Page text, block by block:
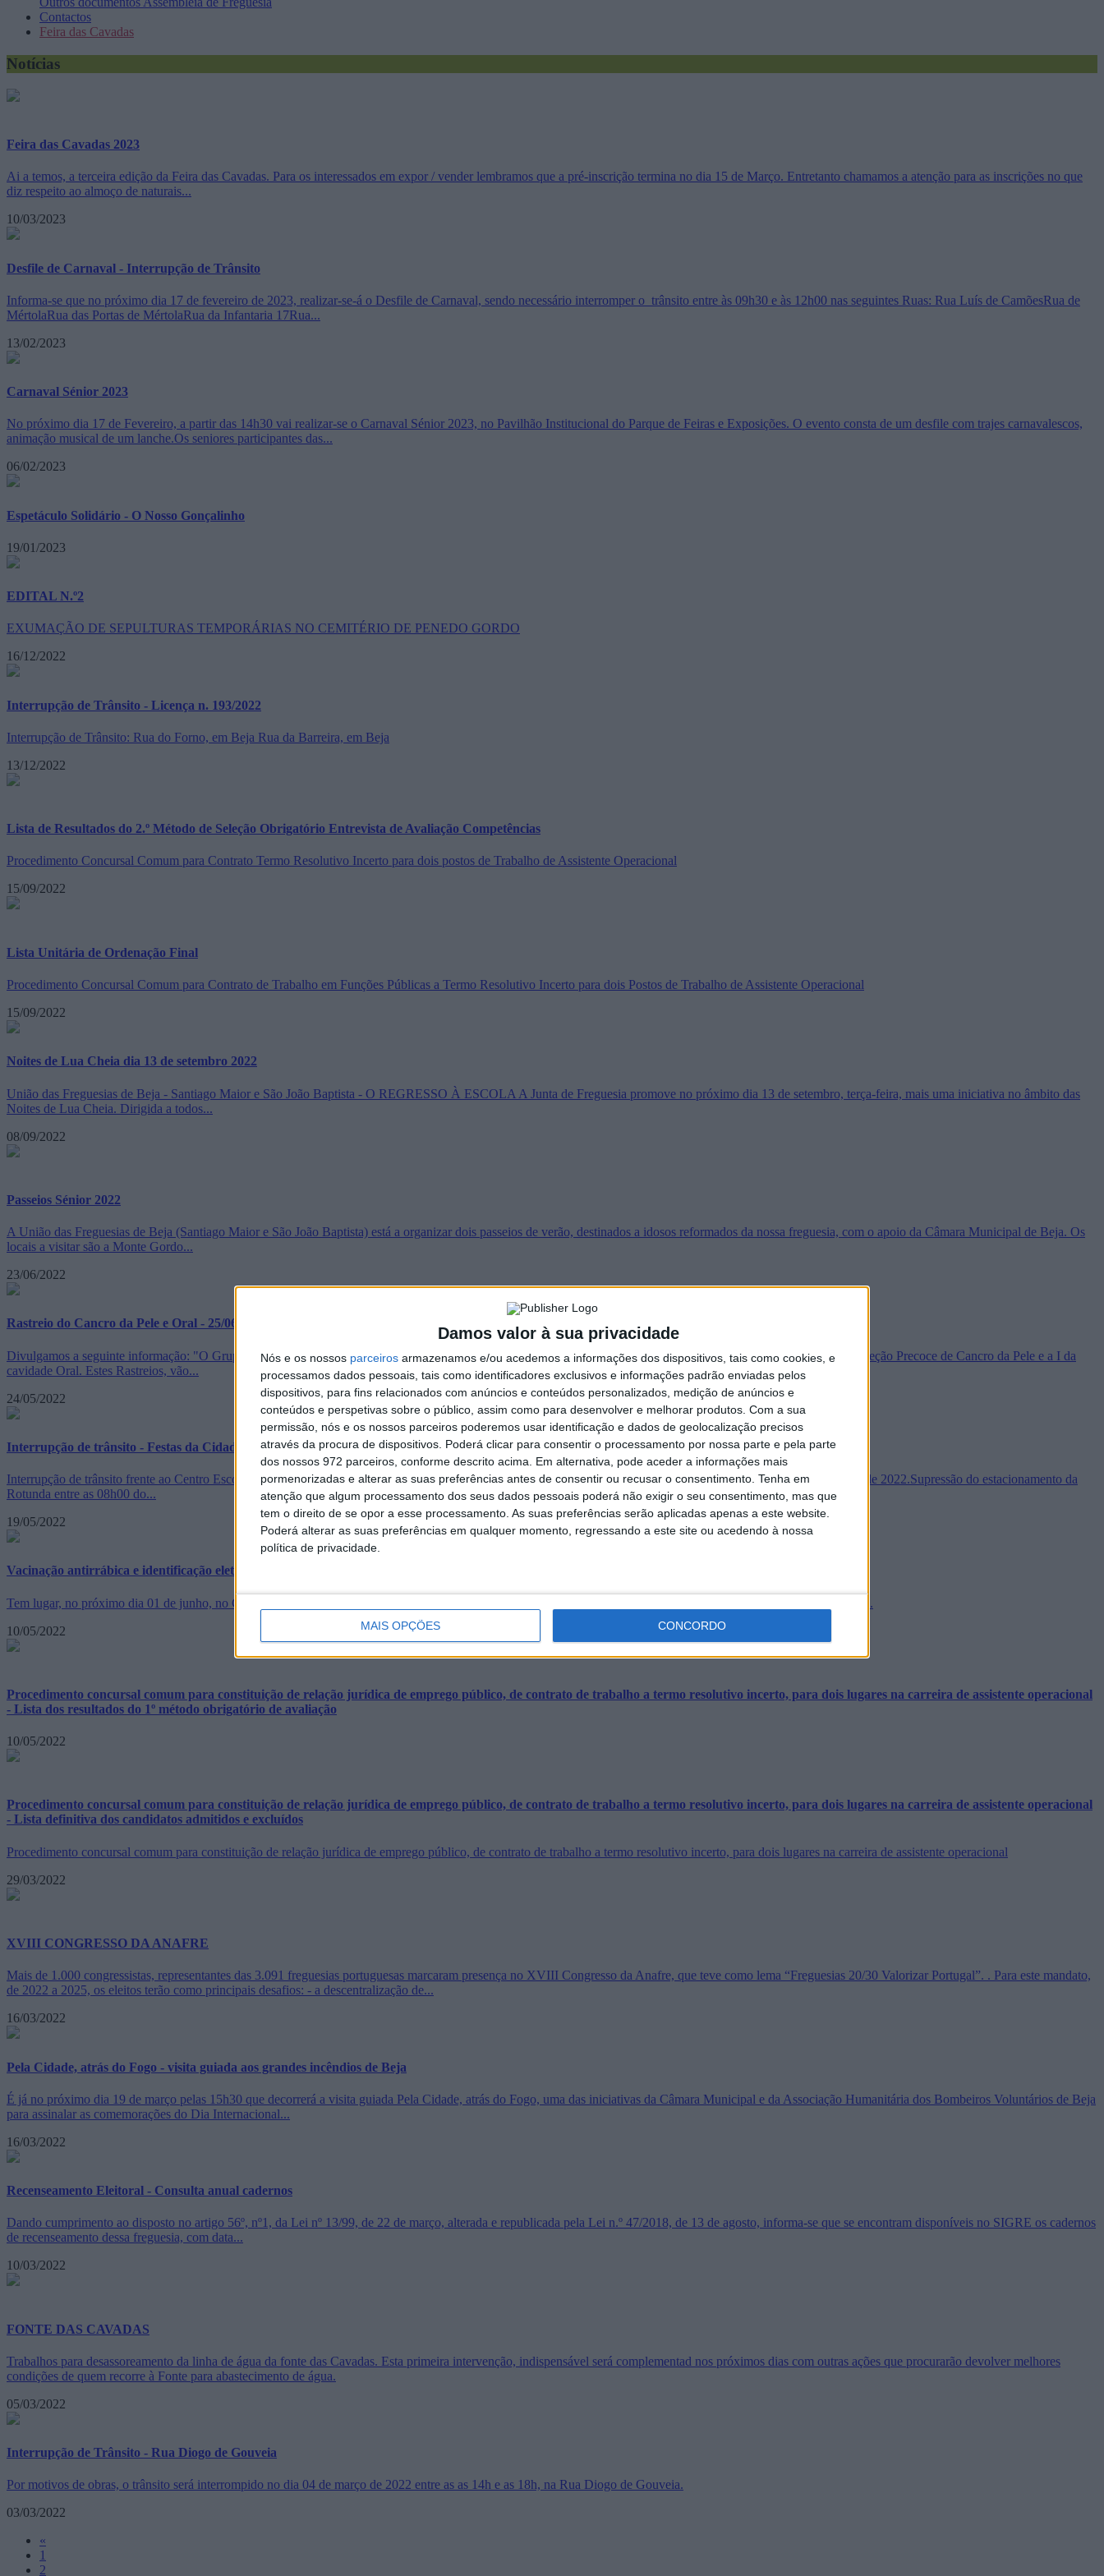
Damos valor à sua privacidade
Nós e os nossos parceiros armazenamos e/ou acedemos a informações dos dispositivos, tais como cookies, e
processamos dados pessoais, tais como identificadores exclusivos e informações padrão enviadas pelos
dispositivos, para fins relacionados com anúncios e conteúdos personalizados, medição de anúncios e
conteúdos e perspetivas sobre o público, assim como para desenvolver e melhorar produtos. Com a sua
permissão, nós e os nossos parceiros poderemos usar identificação e dados de geolocalização precisos
através da procura de dispositivos. Poderá clicar para consentir o processamento por nossa parte e pela parte
dos nossos 972 parceiros, conforme descrito acima. Em alternativa, pode aceder a informações mais
pormenorizadas e alterar as suas preferências antes de consentir ou recusar o consentimento. Tenha em
atenção que algum processamento dos seus dados pessoais poderá não exigir o seu consentimento, mas que
tem o direito de se opor a esse processamento. As suas preferências serão aplicadas apenas a este website.
Poderá alterar as suas preferências em qualquer momento, regressando a este site ou acedendo à nossa
política de privacidade.
MAIS OPÇÕES CONCORDO
Contactos
Feira das Cavadas
Notícias
Feira das Cavadas 2023
Ai a temos, a terceira edição da Feira das Cavadas. Para os interessados em expor / vender lembramos que a pré-inscrição termina no dia 15 de Março. Entretanto chamamos a atenção para as inscrições no que
diz respeito ao almoço de naturais...
10/03/2023
Desfile de Carnaval - Interrupção de Trânsito
Informa-se que no próximo dia 17 de fevereiro de 2023, realizar-se-á o Desfile de Carnaval, sendo necessário interromper o trânsito entre às 09h30 e às 12h00 nas seguintes Ruas: Rua Luís de CamõesRua de
MértolaRua das Portas de MértolaRua da Infantaria 17Rua...
13/02/2023
Carnaval Sénior 2023
No próximo dia 17 de Fevereiro, a partir das 14h30 vai realizar-se o Carnaval Sénior 2023, no Pavilhão Institucional do Parque de Feiras e Exposições. O evento consta de um desfile com trajes carnavalescos,
animação musical de um lanche.Os seniores participantes das...
06/02/2023
Espetáculo Solidário - O Nosso Gonçalinho
19/01/2023
EDITAL N.º2
EXUMAÇÃO DE SEPULTURAS TEMPORÁRIAS NO CEMITÉRIO DE PENEDO GORDO
16/12/2022
Interrupção de Trânsito - Licença n. 193/2022
Interrupção de Trânsito: Rua do Forno, em Beja Rua da Barreira, em Beja
13/12/2022
Lista de Resultados do 2.º Método de Seleção Obrigatório Entrevista de Avaliação Competências
Procedimento Concursal Comum para Contrato Termo Resolutivo Incerto para dois postos de Trabalho de Assistente Operacional
15/09/2022
Lista Unitária de Ordenação Final
Procedimento Concursal Comum para Contrato de Trabalho em Funções Públicas a Termo Resolutivo Incerto para dois Postos de Trabalho de Assistente Operacional
15/09/2022
Noites de Lua Cheia dia 13 de setembro 2022
União das Freguesias de Beja - Santiago Maior e São João Baptista - O REGRESSO À ESCOLA A Junta de Freguesia promove no próximo dia 13 de setembro, terça-feira, mais uma iniciativa no âmbito das
Noites de Lua Cheia. Dirigida a todos...
08/09/2022
Passeios Sénior 2022
A União das Freguesias de Beja (Santiago Maior e São João Baptista) está a organizar dois passeios de verão, destinados a idosos reformados da nossa freguesia, com o apoio da Câmara Municipal de Beja. Os
locais a visitar são a Monte Gordo...
23/06/2022
Rastreio do Cancro da Pele e Oral - 25/06/2022
Divulgamos a seguinte informação: "O Grupo de Apoio de Beja da Liga Portuguesa Contra o Cancro, NRS vem por este meio solicitar apoio na divulgação da VI Deteção Precoce de Cancro da Pele e a I da
cavidade Oral. Estes Rastreios, vão...
24/05/2022
Interrupção de trânsito - Festas da Cidade
Interrupção de trânsito frente ao Centro Escolar de Santiago Maior: Interrupção de trânsito dia 23 de maio de 2022, a partir das 18h00 e até ao final do dia 26 de maio de 2022.Supressão do estacionamento da
Rotunda entre as 08h00 do...
19/05/2022
Vacinação antirrábica e identificação eletrónica
Tem lugar, no próximo dia 01 de junho, no Campo de Futebol do Penedo Gordo, pelas 11h30min, a campanha anual da vacinação antirrábica e identificação eletrónica.
10/05/2022
Procedimento concursal comum para constituição de relação jurídica de emprego público, de contrato de trabalho a termo resolutivo incerto, para dois lugares na carreira de assistente operacional
- Lista dos resultados do 1º método obrigatório de avaliação
10/05/2022
Procedimento concursal comum para constituição de relação jurídica de emprego público, de contrato de trabalho a termo resolutivo incerto, para dois lugares na carreira de assistente operacional
- Lista definitiva dos candidatos admitidos e excluídos
Procedimento concursal comum para constituição de relação jurídica de emprego público, de contrato de trabalho a termo resolutivo incerto, para dois lugares na carreira de assistente operacional
29/03/2022
XVIII CONGRESSO DA ANAFRE
Mais de 1.000 congressistas, representantes das 3.091 freguesias portuguesas marcaram presença no XVIII Congresso da Anafre, que teve como lema “Freguesias 20/30 Valorizar Portugal”. . Para este mandato,
de 2022 a 2025, os eleitos terão como principais desafios: - a descentralização de...
16/03/2022
Pela Cidade, atrás do Fogo - visita guiada aos grandes incêndios de Beja
É já no próximo dia 19 de março pelas 15h30 que decorrerá a visita guiada Pela Cidade, atrás do Fogo, uma das iniciativas da Câmara Municipal e da Associação Humanitária dos Bombeiros Voluntários de Beja
para assinalar as comemorações do Dia Internacional...
16/03/2022
Recenseamento Eleitoral - Consulta anual cadernos
Dando cumprimento ao disposto no artigo 56º, nº1, da Lei nº 13/99, de 22 de março, alterada e republicada pela Lei n.º 47/2018, de 13 de agosto, informa-se que se encontram disponíveis no SIGRE os cadernos
de recenseamento dessa freguesia, com data...
10/03/2022
FONTE DAS CAVADAS
Trabalhos para desassoreamento da linha de água da fonte das Cavadas. Esta primeira intervenção, indispensável será complementad nos próximos dias com outras ações que procurarão devolver melhores
condições de quem recorre à Fonte para abastecimento de água.
05/03/2022
Interrupção de Trânsito - Rua Diogo de Gouveia
Por motivos de obras, o trânsito será interrompido no dia 04 de março de 2022 entre as as 14h e as 18h, na Rua Diogo de Gouveia.
03/03/2022
«
1
2